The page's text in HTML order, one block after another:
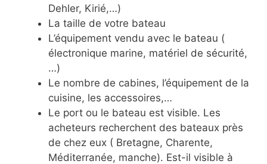
Dehler, Kirié,…)
La taille de votre bateau
L’équipement vendu avec le bateau (
électronique marine, matériel de sécurité,
…)
Le nombre de cabines, l’équipement de la
cuisine, les accessoires,…
Le port ou le bateau est visible. Les
acheteurs recherchent des bateaux près
de chez eux ( Bretagne, Charente,
Méditerranée, manche). Est-il visible à